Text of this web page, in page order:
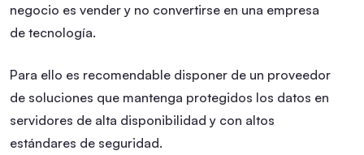
negocio es vender y no convertirse en una empresa
de tecnología.
Para ello es recomendable disponer de un proveedor
de soluciones que mantenga protegidos los datos en
servidores de alta disponibilidad y con altos
estándares de seguridad.